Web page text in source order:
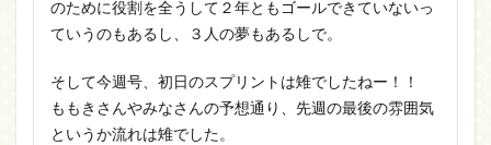
のために役割を全うして２年ともゴールできていないっ
ていうのもあるし、３人の夢もあるしで。
そして今週号、初日のスプリントは雉でしたねー！！
ももきさんやみなさんの予想通り、先週の最後の雰囲気
というか流れは雉でした。